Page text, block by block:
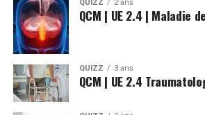
QUIZZ 2 ans
QCM | UE 2.4 | Maladie
QUIZZ 3 ans
QCM | UE 2.4